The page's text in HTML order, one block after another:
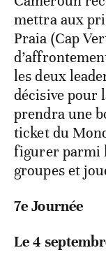
mettra aux
Praia (Cap
les deux
décisive pour
prendra une
ticket du
figurer parmi
groupes et
7e Journée
Le 4